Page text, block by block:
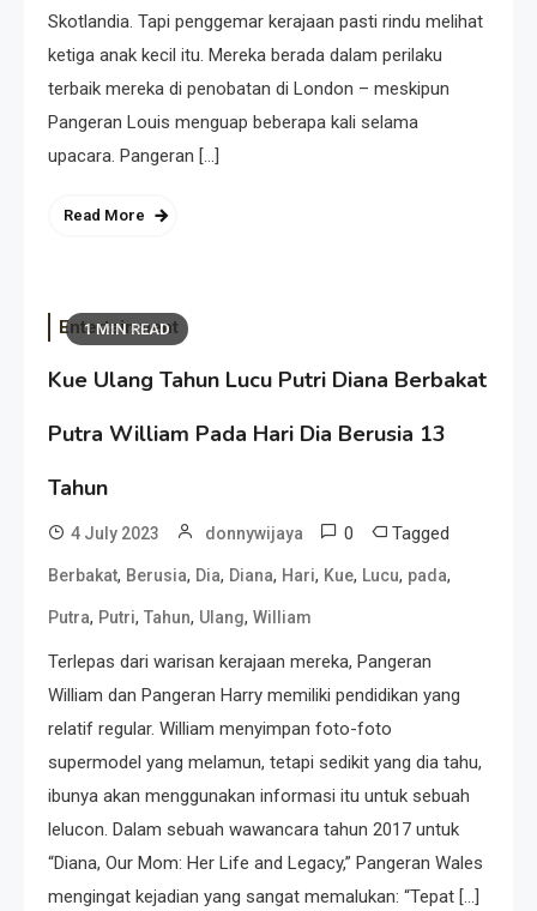
Skotlandia. Tapi penggemar kerajaan pasti rindu melihat
ketiga anak kecil itu. Mereka berada dalam perilaku
terbaik mereka di penobatan di London – meskipun
Pangeran Louis menguap beberapa kali selama
upacara. Pangeran […]
Read More
1 MIN READ
Entertainment
Kue Ulang Tahun Lucu Putri Diana Berbakat
Putra William Pada Hari Dia Berusia 13
Tahun
4 July 2023 donnywijaya 0 Tagged
Berbakat, Berusia, Dia, Diana, Hari, Kue, Lucu, pada,
Putra, Putri, Tahun, Ulang, William
Terlepas dari warisan kerajaan mereka, Pangeran
William dan Pangeran Harry memiliki pendidikan yang
relatif regular. William menyimpan foto-foto
supermodel yang melamun, tetapi sedikit yang dia tahu,
ibunya akan menggunakan informasi itu untuk sebuah
lelucon. Dalam sebuah wawancara tahun 2017 untuk
“Diana, Our Mom: Her Life and Legacy,” Pangeran Wales
mengingat kejadian yang sangat memalukan: “Tepat […]